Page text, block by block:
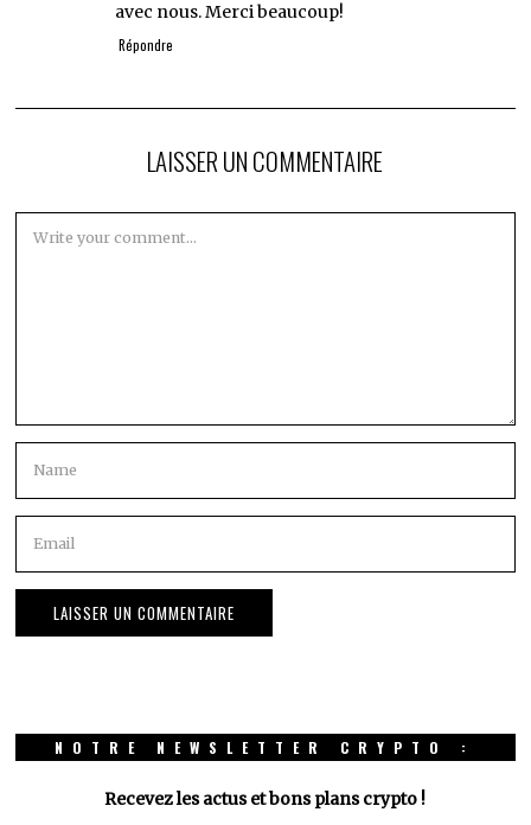
avec nous. Merci beaucoup!
Répondre
LAISSER UN COMMENTAIRE
NOTRE NEWSLETTER CRYPTO :
Recevez les actus et bons plans crypto !